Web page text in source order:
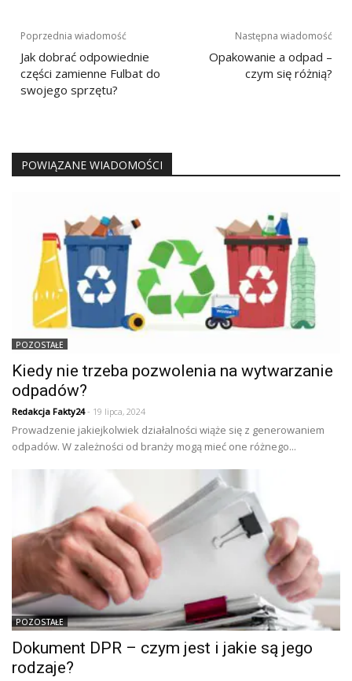
Nawigacja
wpisu
Poprzednia wiadomość
Jak dobrać odpowiednie
części zamienne Fulbat do
swojego sprzętu?
Następna wiadomość
Opakowanie a odpad –
czym się różnią?
POWIĄZANE WIADOMOŚCI
POZOSTAŁE
Kiedy nie trzeba pozwolenia na wytwarzanie
odpadów?
Redakcja Fakty24- 19 lipca, 2024
Prowadzenie jakiejkolwiek działalności wiąże się z generowaniem
odpadów. W zależności od branży mogą mieć one różnego...
POZOSTAŁE
Dokument DPR – czym jest i jakie są jego
rodzaje?